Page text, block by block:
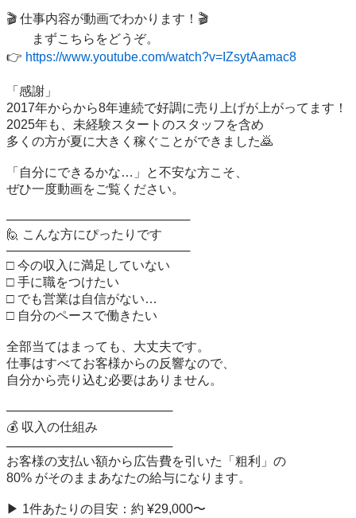
🎬 仕事内容が動画でわかります！🎬
まずこちらをどうぞ。
👉 https://www.youtube.com/watch?v=IZsytAamac8
「感謝」
2017年からから8年連続で好調に売り上げが上がってます！
2025年も、未経験スタートのスタッフを含め
多くの方が夏に大きく稼ぐことができました🙇
「自分にできるかな…」と不安な方こそ、
ぜひ一度動画をご覧ください。
─────────────────────
🙋 こんな方にぴったりです
─────────────────────
□ 今の収入に満足していない
□ 手に職をつけたい
□ でも営業は自信がない…
□ 自分のペースで働きたい
全部当てはまっても、大丈夫です。
仕事はすべてお客様からの反響なので、
自分から売り込む必要はありません。
───────────────────
💰 収入の仕組み
───────────────────
お客様の支払い額から広告費を引いた「粗利」の
80% がそのままあなたの給与になります。
▶ 1件あたりの目安：約 ¥29,000〜